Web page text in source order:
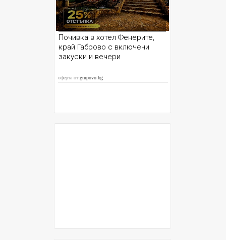
Почивка в хотел Фенерите,
край Габрово с включени
закуски и вечери
оферта отgrupovo.bg